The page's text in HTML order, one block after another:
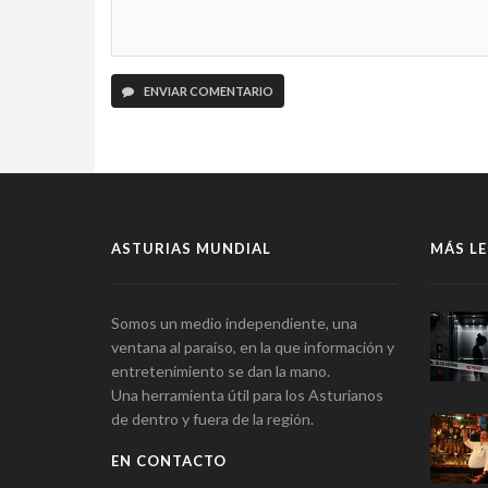
ENVIAR COMENTARIO
ASTURIAS MUNDIAL
Somos un medio independiente, una
ventana al paraíso, en la que información y
entretenimiento se dan la mano.
Una herramienta útil para los Asturianos
de dentro y fuera de la región.
EN CONTACTO
MÁS